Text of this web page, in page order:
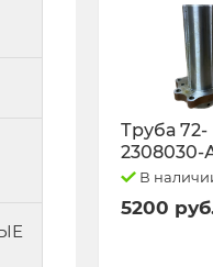
Труба 72-
2308030-
В
5200